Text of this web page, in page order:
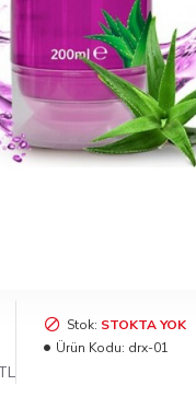
Stok: STOKTA YOK
Ürün Kodu: drx-01